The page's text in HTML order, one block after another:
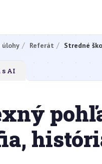
úlohy Referát Stredné
s AI